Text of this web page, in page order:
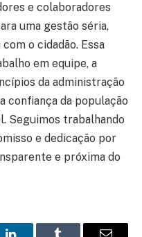
e colaboradores
uma gestão séria,
o cidadão. Essa
em equipe, a
da administração
confiança da população
Seguimos trabalhando
e dedicação por
e próxima do